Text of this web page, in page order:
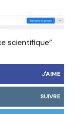
scientifique”
J'AIME
SUIVRE